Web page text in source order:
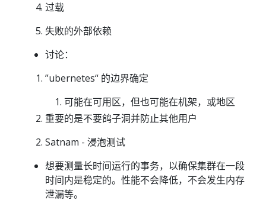
过载
失败的外部依赖
讨论：
”ubernetes“ 的边界确定
可能在可用区，但也可能在机架，或地区
重要的是不要鸽子洞并防止其他用户
Satnam - 浸泡测试
想要测量长时间运行的事务，以确保集群在一段
时间内是稳定的。性能不会降低，不会发生内存
泄漏等。